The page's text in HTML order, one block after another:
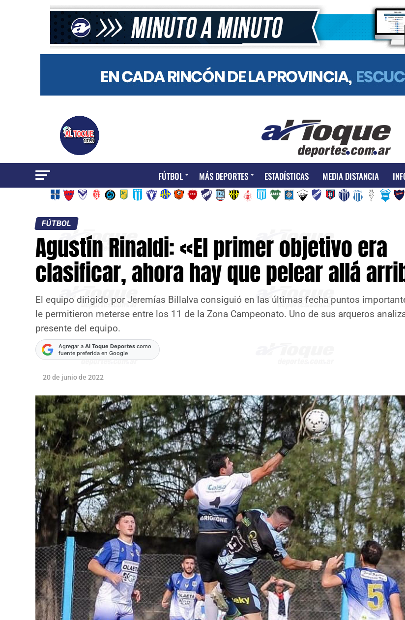
FÚTBOL MÁS DEPORTES ESTADÍSTICAS MEDIA DISTANCIA
FÚTBOL
Agustín Rinaldi: «El primer objetivo era
clasificar, ahora hay que pelear allá
El equipo dirigido por Jeremías Billalva consiguió en las últimas fecha puntos
le permitieron meterse entre los 11 de la Zona Campeonato. Uno de sus arqueros
presente del equipo.
Agregar a Al Toque Deportes como
fuente preferida en Google
20 de junio de 2022